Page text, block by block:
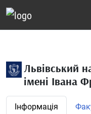
Львівський
імені Івана
Інформація